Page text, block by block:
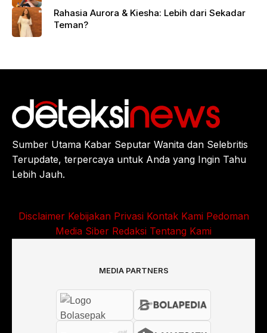
Rahasia Aurora & Kiesha: Lebih dari Sekadar
Teman?
Sumber Utama Kabar Seputar Wanita dan Selebritis
Terupdate, terpercaya untuk Anda yang Ingin Tahu
Lebih Jauh.
Disclaimer Kebijakan Privasi Kontak Kami Pedoman
Media Siber Redaksi Tentang Kami
MEDIA PARTNERS